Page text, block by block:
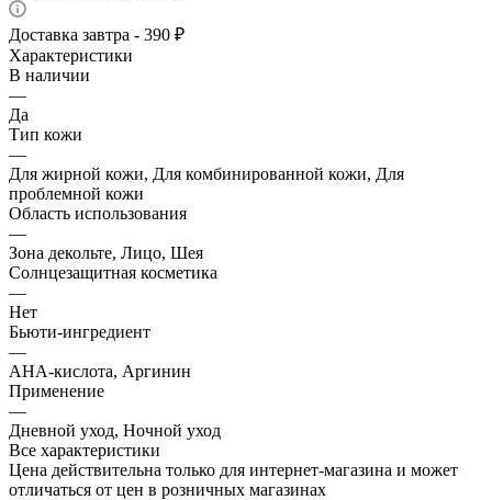
Доставка завтра - 390 ₽
Характеристики
В наличии
—
Да
Тип кожи
—
Для жирной кожи, Для комбинированной кожи, Для
проблемной кожи
Область использования
—
Зона декольте, Лицо, Шея
Солнцезащитная косметика
—
Нет
Бьюти-ингредиент
—
AHA-кислота, Аргинин
Применение
—
Дневной уход, Ночной уход
Все характеристики
Цена действительна только для интернет-магазина и может
отличаться от цен в розничных магазинах